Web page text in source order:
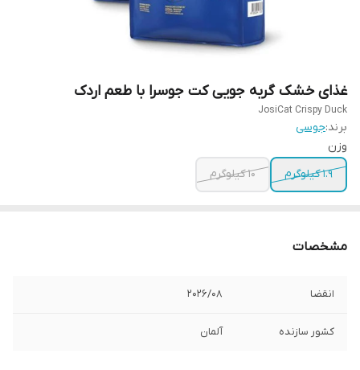
غذای خشک گربه جویی کت جوسرا با طعم اردک
JosiCat Crispy Duck
برند:جوسی
وزن
1.9 کیلوگرم
10 کیلوگرم
مشخصات
انقضا 2026/0۸
کشور سازنده آلمان